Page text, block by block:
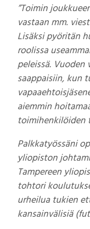
”Toimin
vastaan mm.
Lisäksi pyöritän
roolissa
peleissä.
saappaisiin, kun
aiemmin
toimihenkilöiden
Palkkatyössäni
yliopiston
Tampereen
tohtori
urheilua tukien
kansainvälisiä